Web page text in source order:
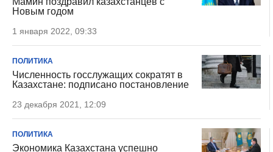
Новым годом
1 января 2022, 09:33
ПОЛИТИКА
Численность госслужащих сократят в
Казахстане: подписано постановление
23 декабря 2021, 12:09
ПОЛИТИКА
Экономика Казахстана успешно